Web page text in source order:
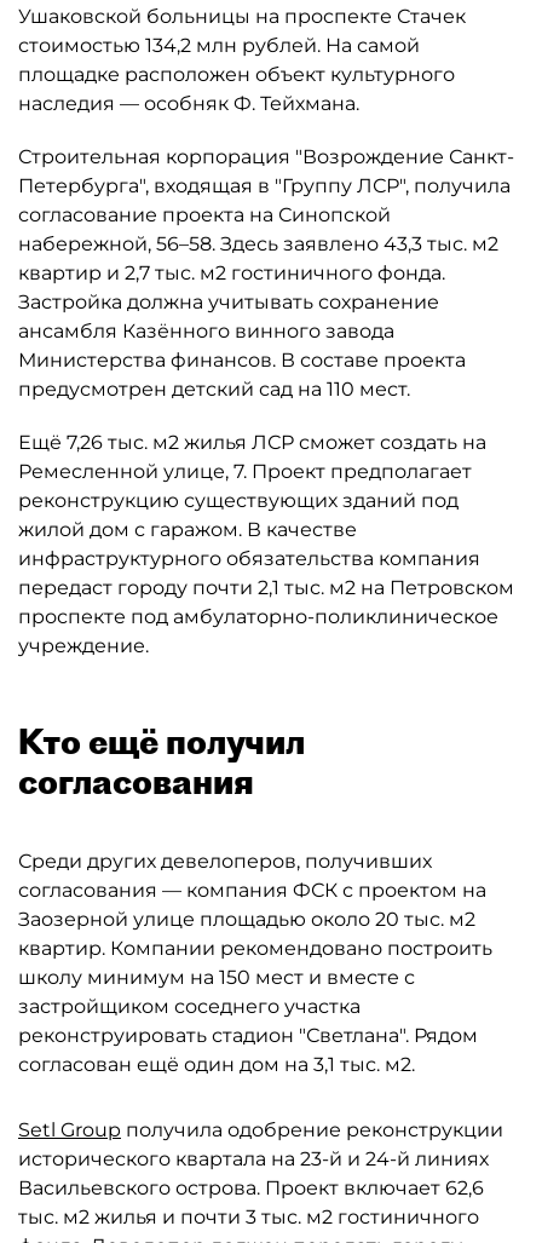
Ушаковской больницы на проспекте Стачек
стоимостью 134,2 млн рублей. На самой
площадке расположен объект культурного
наследия — особняк Ф. Тейхмана.
Строительная корпорация "Возрождение Санкт-
Петербурга", входящая в "Группу ЛСР", получила
согласование проекта на Синопской
набережной, 56–58. Здесь заявлено 43,3 тыс. м2
квартир и 2,7 тыс. м2 гостиничного фонда.
Застройка должна учитывать сохранение
ансамбля Казённого винного завода
Министерства финансов. В составе проекта
предусмотрен детский сад на 110 мест.
Ещё 7,26 тыс. м2 жилья ЛСР сможет создать на
Ремесленной улице, 7. Проект предполагает
реконструкцию существующих зданий под
жилой дом с гаражом. В качестве
инфраструктурного обязательства компания
передаст городу почти 2,1 тыс. м2 на Петровском
проспекте под амбулаторно-поликлиническое
учреждение.
Кто ещё получил
согласования
Среди других девелоперов, получивших
согласования — компания ФСК с проектом на
Заозерной улице площадью около 20 тыс. м2
квартир. Компании рекомендовано построить
школу минимум на 150 мест и вместе с
застройщиком соседнего участка
реконструировать стадион "Светлана". Рядом
согласован ещё один дом на 3,1 тыс. м2.
Setl Group получила одобрение реконструкции
исторического квартала на 23-й и 24-й линиях
Васильевского острова. Проект включает 62,6
тыс. м2 жилья и почти 3 тыс. м2 гостиничного